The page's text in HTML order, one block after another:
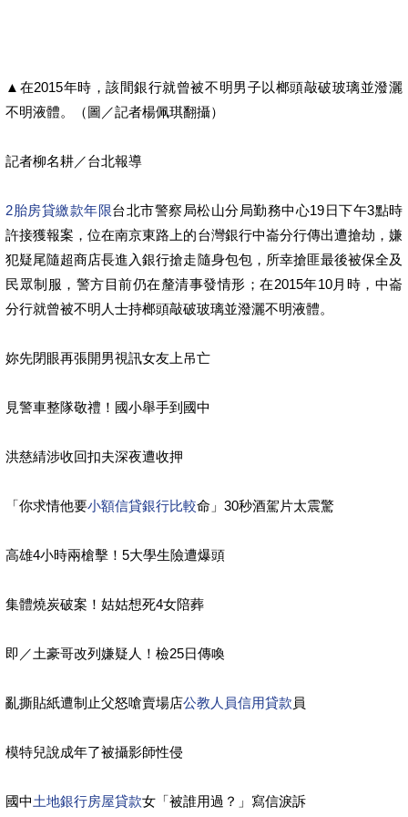
▲在2015年時，該間銀行就曾被不明男子以榔頭敲破玻璃並潑灑
不明液體。（圖／記者楊佩琪翻攝）
記者柳名耕／台北報導
2胎房貸繳款年限台北市警察局松山分局勤務中心19日下午3點時
許接獲報案，位在南京東路上的台灣銀行中崙分行傳出遭搶劫，嫌
犯疑尾隨超商店長進入銀行搶走隨身包包，所幸搶匪最後被保全及
民眾制服，警方目前仍在釐清事發情形；在2015年10月時，中崙
分行就曾被不明人士持榔頭敲破玻璃並潑灑不明液體。
妳先閉眼再張開男視訊女友上吊亡
見警車整隊敬禮！國小舉手到國中
洪慈綪涉收回扣夫深夜遭收押
「你求情他要小額信貸銀行比較命」30秒酒駕片太震驚
高雄4小時兩槍擊！5大學生險遭爆頭
集體燒炭破案！姑姑想死4女陪葬
即／土豪哥改列嫌疑人！檢25日傳喚
亂撕貼紙遭制止父怒嗆賣場店公教人員信用貸款 員
模特兒說成年了被攝影師性侵
國中土地銀行房屋貸款女「被誰用過？」寫信淚訴